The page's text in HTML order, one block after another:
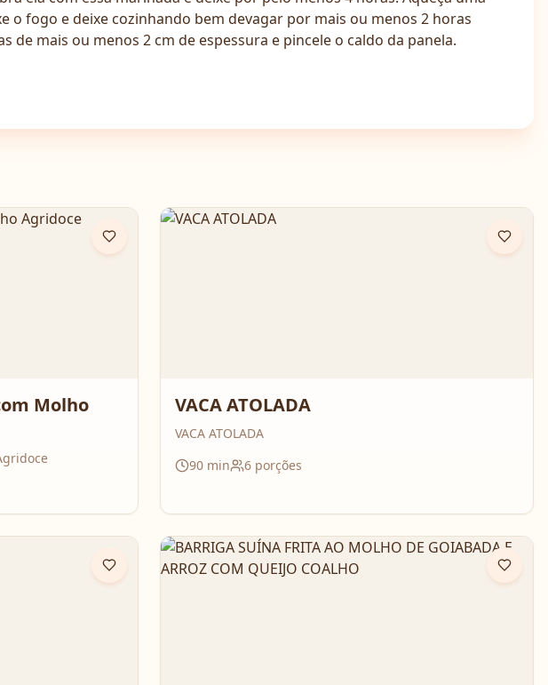
o fogo e deixe cozinhando bem devagar por mais ou menos 2 horas
mais ou menos 2 cm de espessura e pincele o caldo da panela.
Molho
VACA ATOLADA
VACA ATOLADA
90min 6porções